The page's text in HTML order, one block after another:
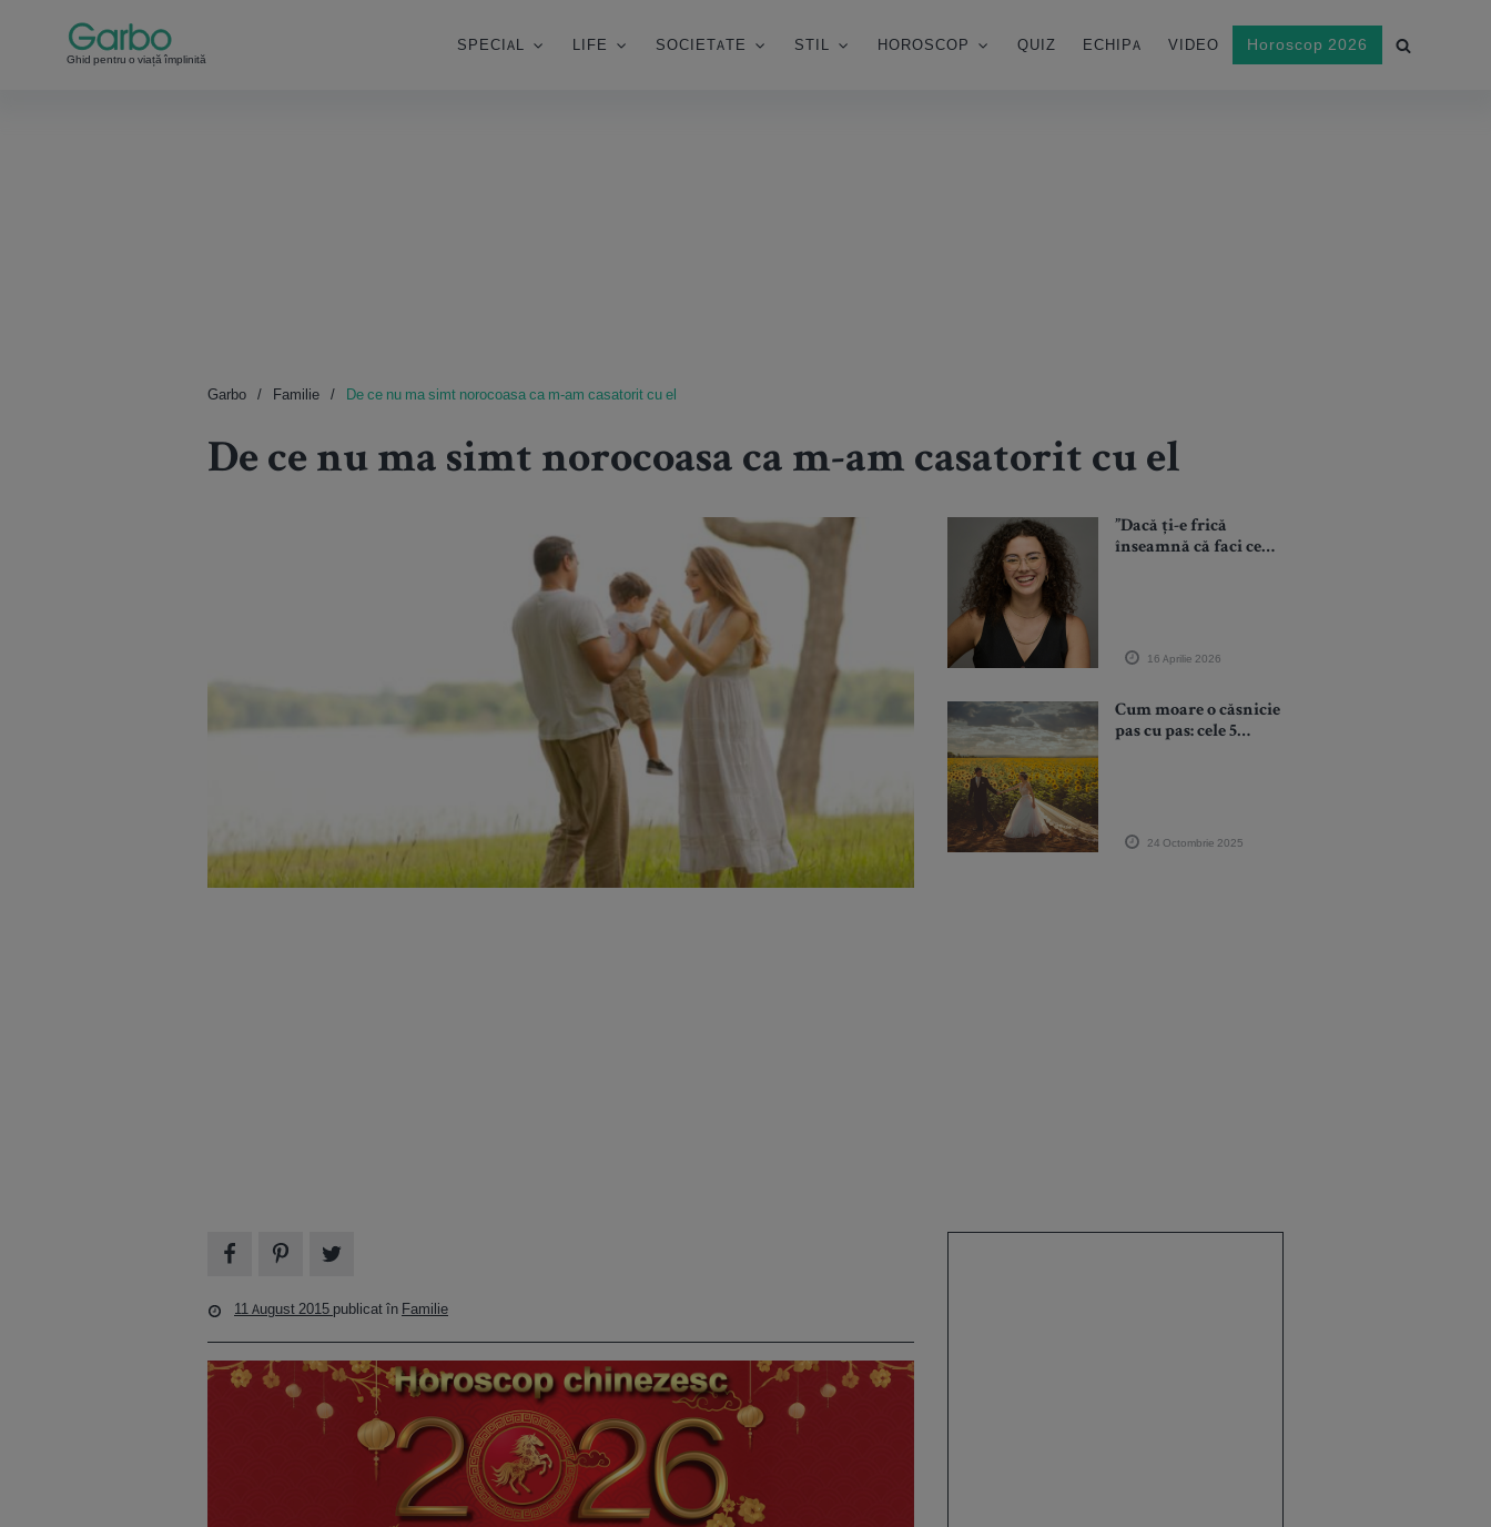
Ghid pentru o viață împlinită
SPECIAL LIFE SOCIETATE STIL HOROSCOP QUIZ ECHIPA VIDEO Horoscop 2026
Garbo Familie De ce nu ma simt norocoasa ca m-am casatorit cu el
De ce nu ma simt norocoasa ca m-am casatorit cu el
”Dacă ți-e frică
înseamnă că faci ceva
16 Aprilie 2026
Cum moare o căsnicie
pas cu pas: cele 5
24 Octombrie 2025
11 August 2015 publicat în Familie